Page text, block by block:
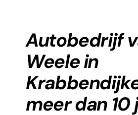
Mega eScouty
Onze
Aixam Pro
Autobedrijf
Weele in
meer dan 10